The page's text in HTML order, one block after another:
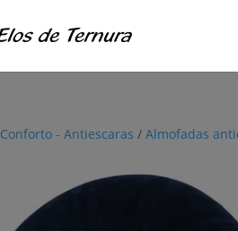
Conforto - Antiescaras /Almofadas